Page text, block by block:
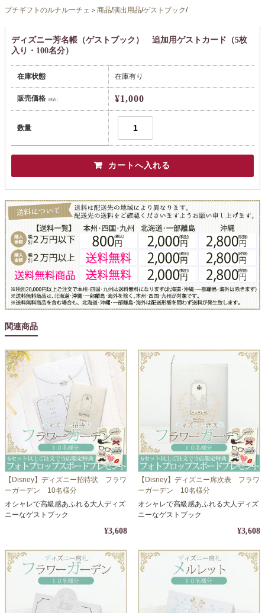
プチギフトのルナルーチェ ＞ 商品/演出用品/ゲストブック/
ディズニー芳名帳（ゲストブック） 追加用ゲストカード（5枚
入り・100名分）
在庫状態 在庫有り
販売価格（税込） ¥1,000
数量
関連商品
【Disney】ディズニー招待状 フラワ
ーガーデン 10名様分
オシャレで高級感あふれる大人ディズ
ニーなゲストブック
¥3,608
【Disney】ディズニー席次表 フラワ
ーガーデン 10名様分
オシャレで高級感あふれる大人ディズ
ニーなゲストブック
¥3,608